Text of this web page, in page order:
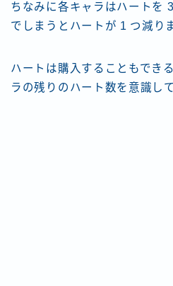
ちなみに各キャラはハートを
でしまうとハートが 1 つ減り
ハートは購入することもでき
ラの残りのハート数を意識し